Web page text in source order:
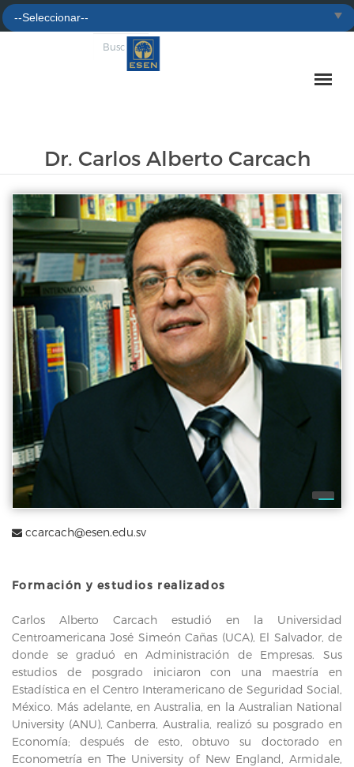
Dr. Carlos Alberto Carcach
ccarcach@esen.edu.sv
Formación y estudios realizados
Carlos Alberto Carcach estudió en la Universidad
Centroamericana José Simeón Cañas (UCA), El Salvador, de
donde se graduó en Administración de Empresas. Sus
estudios de posgrado iniciaron con una maestría en
Estadística en el Centro Interamericano de Seguridad Social,
México. Más adelante, en Australia, en la Australian National
University (ANU), Canberra, Australia, realizó su posgrado en
Economía; después de esto, obtuvo su doctorado en
Econometría en The University of New England, Armidale,